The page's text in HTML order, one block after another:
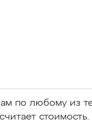
по любому из
стоимость.